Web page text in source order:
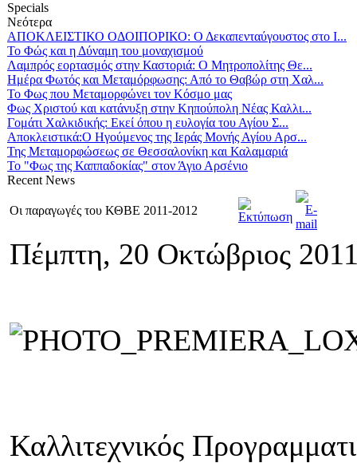
Specials
Νεότερα
ΑΠΟΚΛΕΙΣΤΙΚΟ ΟΔΟΙΠΟΡΙΚΟ: Ο Δεκαπενταύγουστος στο Ι...
Το Φώς και η Δύναμη του μοναχισμού
Λαμπρός εορτασμός στην Καστοριά: Ο Μητροπολίτης Θε...
Ημέρα Φωτός και Μεταμόρφωσης: Από το Θαβώρ στη Χαλ...
Το Φως που Μεταμορφώνει τον Κόσμο μας
Φως Χριστού και κατάνυξη στην Κηπούπολη Νέας Καλλι...
Γομάτι Χαλκιδικής: Εκεί όπου η ευλογία του Αγίου Σ...
Αποκλειστικά:Ο Ηγούμενος της Ιεράς Μονής Αγίου Αρσ...
Της Μεταμορφώσεως σε Θεσσαλονίκη και Καλαμαριά
Το "Φως της Καππαδοκίας" στον Άγιο Αρσένιο
Recent News
Οι παραγωγές του ΚΘΒΕ 2011-2012
Πέμπτη, 20 Οκτώβριος
Καλλιτεχνικός